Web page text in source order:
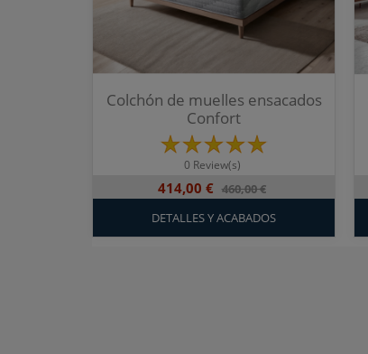
Colchón de muelles ensacados
Confort
0 Review(s)
414,00 € 460,00 €
DETALLES Y ACABADOS